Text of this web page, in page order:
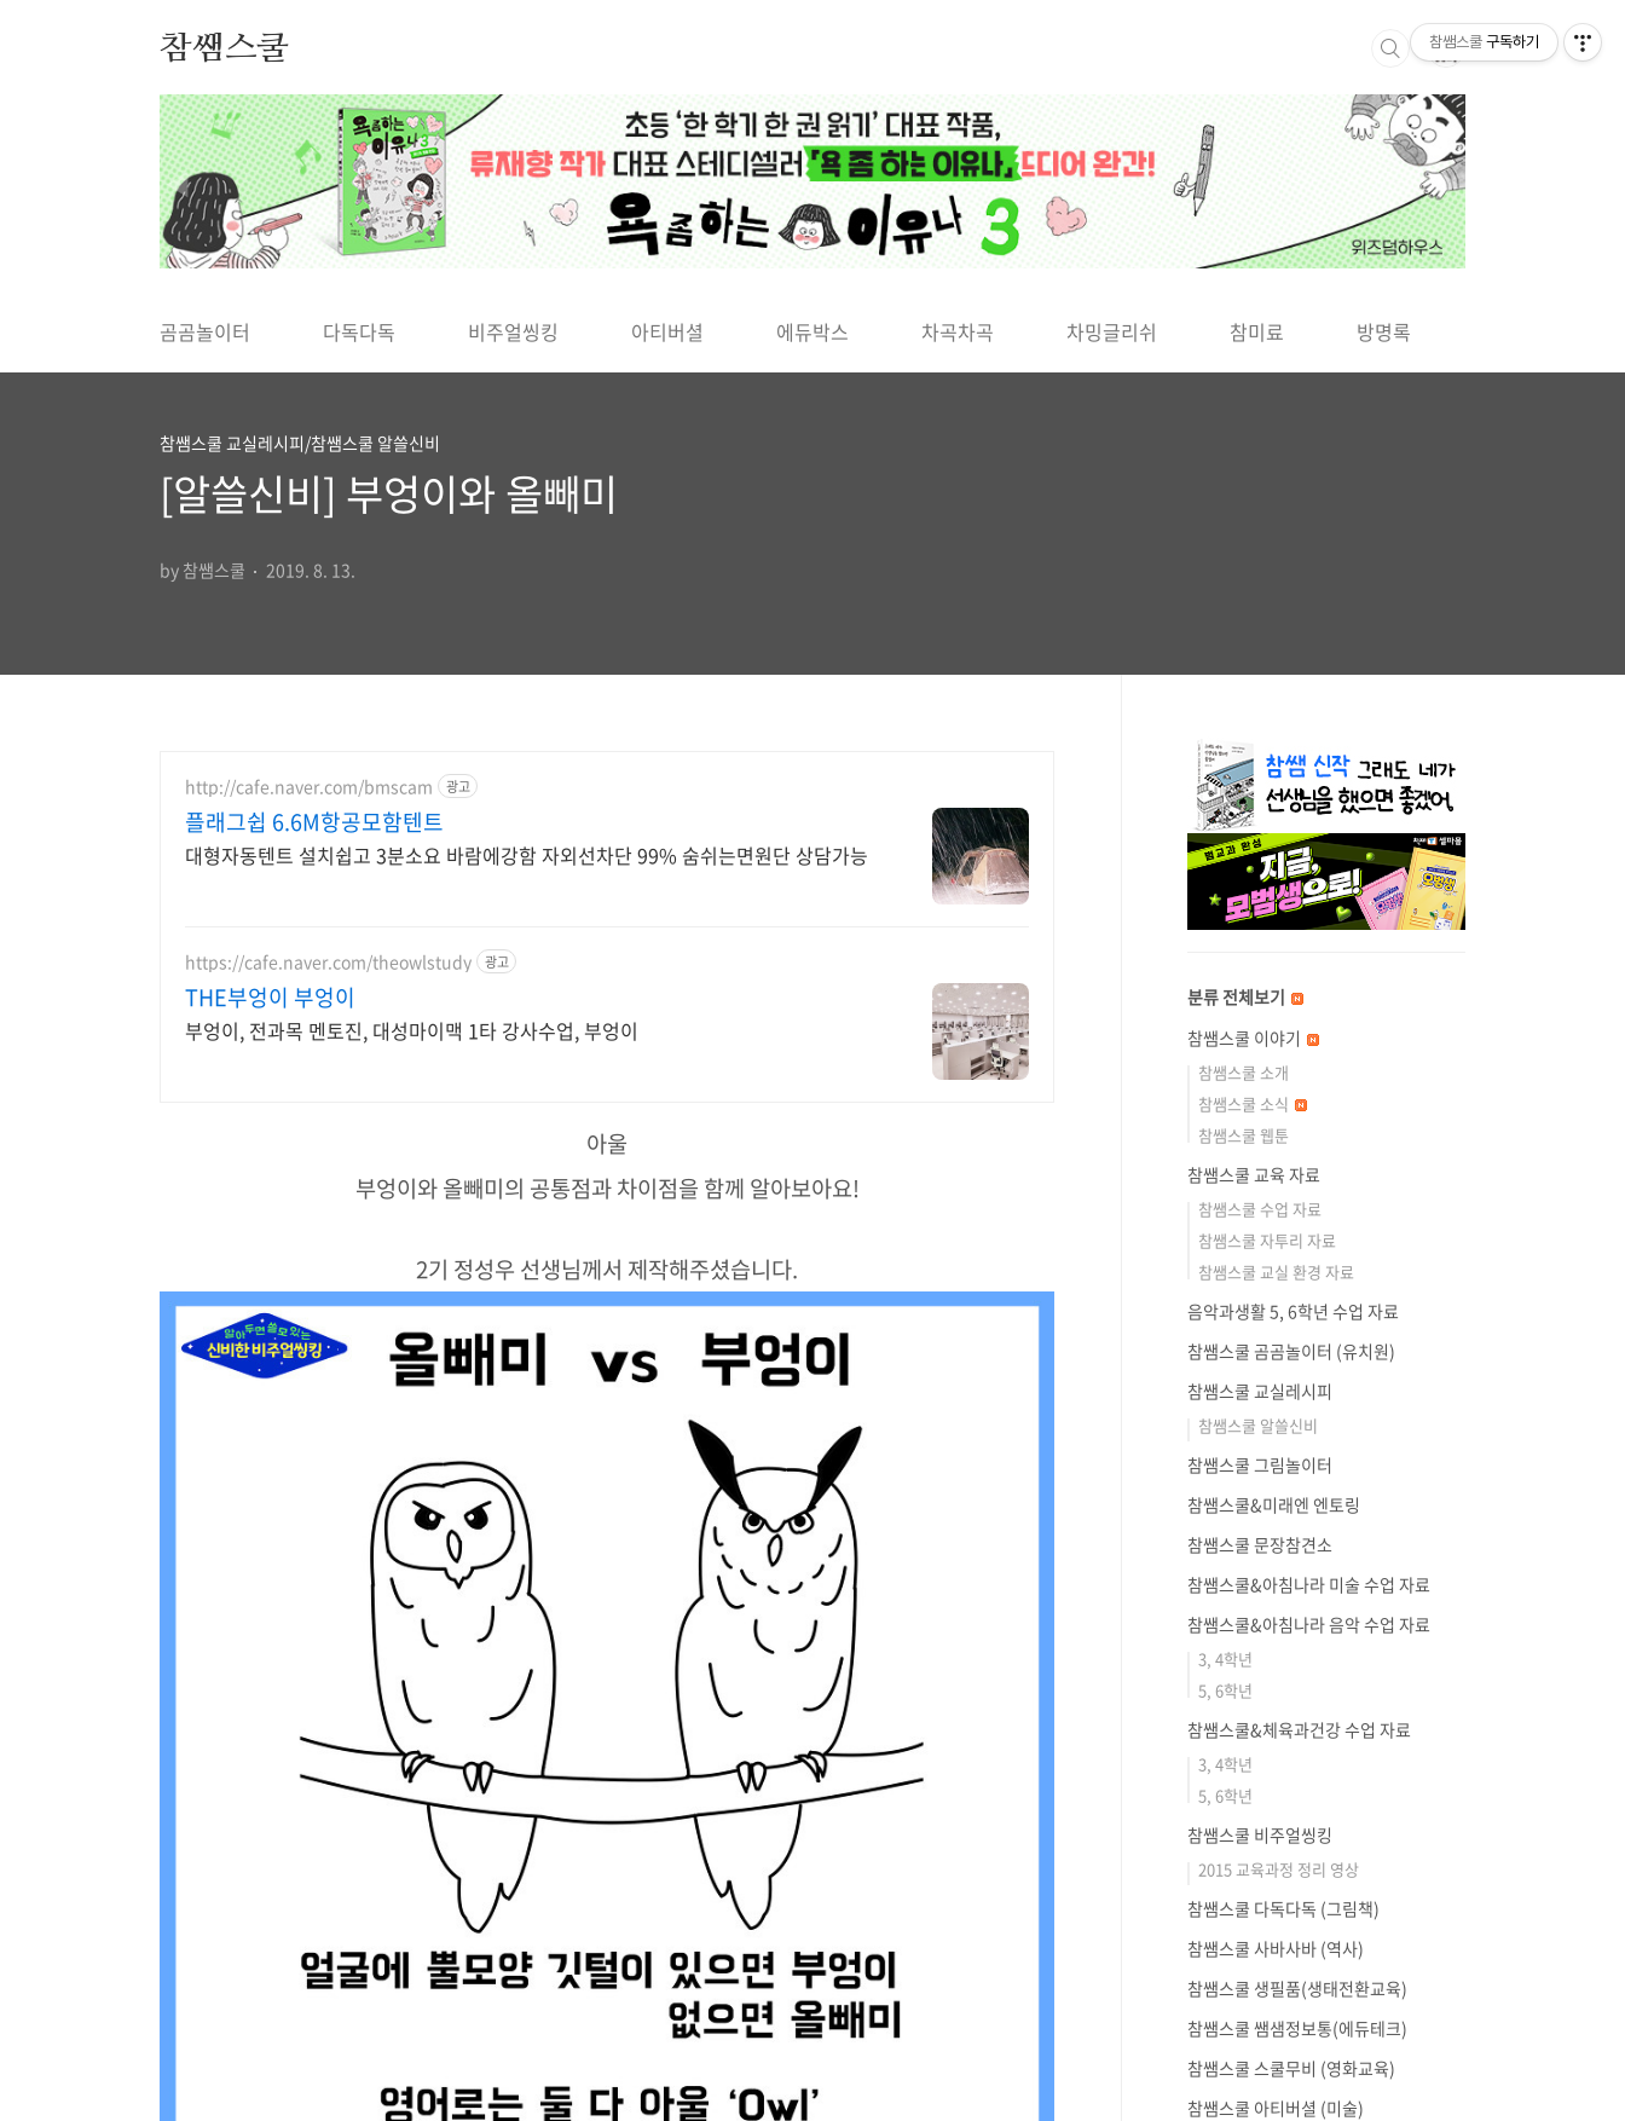
참쌤스쿨
◀ ▶
곰곰놀이터 다독다독 비주얼씽킹 아티버셜 에듀박스 차곡차곡 차밍글리쉬 참미료 방명록
참쌤스쿨 교실레시피/참쌤스쿨 알쓸신비
[알쓸신비] 부엉이와 올빼미
by 참쌤스쿨 2019. 8. 13.
http://cafe.naver.com/bmscam 광고
플래그쉽 6.6M항공모함텐트
대형자동텐트 설치쉽고 3분소요 바람에강함 자외선차단 99% 숨쉬는면원단 상담가능
https://cafe.naver.com/theowlstudy 광고
THE부엉이 부엉이
부엉이, 전과목 멘토진, 대성마이맥 1타 강사수업, 부엉이
아울
부엉이와 올빼미의 공통점과 차이점을 함께 알아보아요!
2기 정성우 선생님께서 제작해주셨습니다.
분류 전체보기
참쌤스쿨 이야기
참쌤스쿨 소개
참쌤스쿨 소식
참쌤스쿨 웹툰
참쌤스쿨 교육 자료
참쌤스쿨 수업 자료
참쌤스쿨 자투리 자료
참쌤스쿨 교실 환경 자료
음악과생활 5, 6학년 수업 자료
참쌤스쿨 곰곰놀이터 (유치원)
참쌤스쿨 교실레시피
참쌤스쿨 알쓸신비
참쌤스쿨 그림놀이터
참쌤스쿨&미래엔 엔토링
참쌤스쿨 문장참견소
참쌤스쿨&아침나라 미술 수업 자료
참쌤스쿨&아침나라 음악 수업 자료
3, 4학년
5, 6학년
참쌤스쿨&체육과건강 수업 자료
3, 4학년
5, 6학년
참쌤스쿨 비주얼씽킹
2015 교육과정 정리 영상
참쌤스쿨 다독다독 (그림책)
참쌤스쿨 사바사바 (역사)
참쌤스쿨 생필품(생태전환교육)
참쌤스쿨 쌤샘정보통(에듀테크)
참쌤스쿨 스쿨무비 (영화교육)
참쌤스쿨 아티버셜 (미술)
참쌤스쿨 구독하기